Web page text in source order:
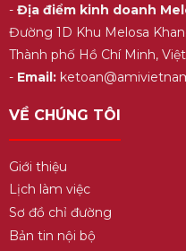
- Địa điểm kinh doanh
Đường 1D Khu Melosa
Thành phố Hồ Chí Minh,
- Email:
VỀ CHÚNG TÔI
Giới thiệu
Lịch làm việc
Sơ đồ chỉ đường
Bản tin nội bộ